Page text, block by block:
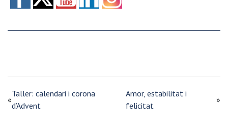
«
Taller: calendari i corona
d’Advent
Amor, estabilitat i
felicitat
»